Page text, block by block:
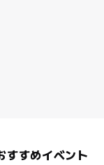
すすめイベント